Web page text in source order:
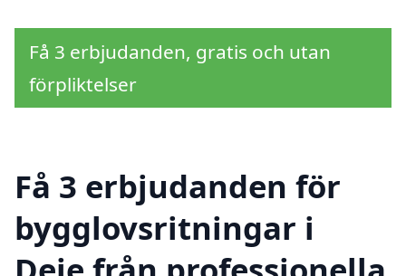
Få 3 erbjudanden, gratis och utan
förpliktelser
Få 3 erbjudanden för
bygglovsritningar i